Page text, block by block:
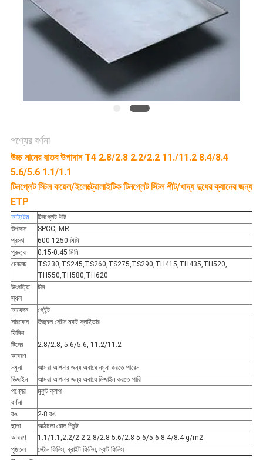
জন্য
আবেদন
ম্যাপ
গোপনীয়তা
নীতি
পণ্যের বর্ণনা
উচ্চ মানের ধাতব উপাদান T4 2.8/2.8 2.2/2.2 11./11.2 8.4/8.4
5.6/5.6 1.1/1.1
টিনপ্লেট স্টিল কয়েল/ইলেক্ট্রোলাইটিক টিনপ্লেট স্টিল শীট/খাদ্য দুধের ক্যানের জন্য
ETP
আইটেম
টিনপ্লেট শীট
উপাদান
SPCC, MR
প্রস্থ
600-1250 মিমি
পুরুত্ব
0.15-0.45 মিমি
মেজাজ
TS230,TS245,TS260,TS275,TS290,TH415,TH435,TH520,
TH550,TH580,TH620
উৎপত্তি
স্থল
চীন
আবেদন
পেইন্ট
সারফেস
ফিনিশ
উজ্জ্বল স্টোন ম্যাট স্লাইভার
টিনের
আবরণ
2.8/2.8, 5.6/5.6, 11.2/11.2
নমুনা
আমরা আপনার জন্য অবাধে নমুনা করতে পারেন
ডিজাইন
আমরা আপনার জন্য অবাধে ডিজাইন করতে পারি
পণ্যের
বর্ণনা
মুকুট ক্যাপ
রঙ
2-8 রঙ
ছাপা
আঠালো রোল প্রিন্ট
আবরণ
1.1/1.1,2.2/2.2 2.8/2.8 5.6/2.8 5.6/5.6 8.4/8.4 g/m2
পৃষ্ঠতল
স্টোন ফিনিস, ব্রাইট ফিনিস, ম্যাট ফিনিস